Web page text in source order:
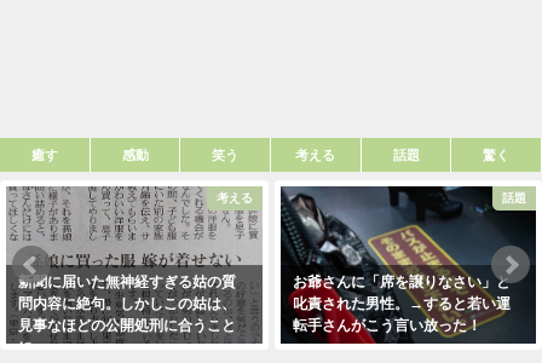
癒す 感動 笑う 考える 話題 驚く
考える
新聞に届いた無神経すぎる姑の質
問内容に絶句。しかしこの姑は、
見事なほどの公開処刑に合うこと
に・・・
話題
お爺さんに「席を譲りなさい」と
叱責された男性。→すると若い運
転手さんがこう言い放った！